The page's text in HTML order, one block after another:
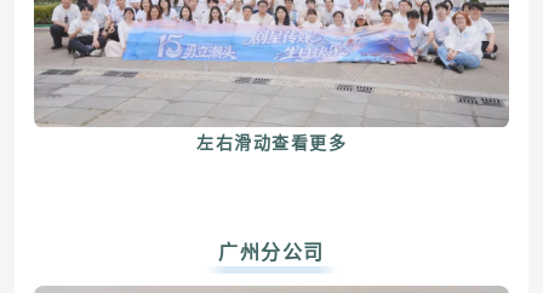
左右滑动查看更多
广州分公司